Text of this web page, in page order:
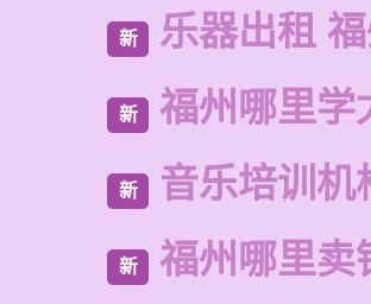
新 乐器出租
新 福州哪里学
新 音乐培训机
新 福州哪里卖